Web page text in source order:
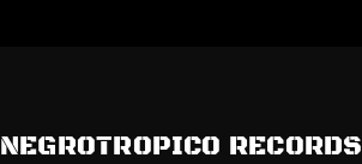
NEGROTROPICO RECORDS